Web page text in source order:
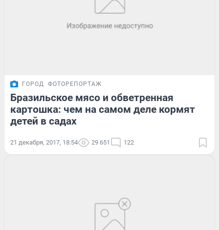
ГОРОД ФОТОРЕПОРТАЖ
Бразильское мясо и обветренная
картошка: чем на самом деле кормят
детей в садах
21 декабря, 2017, 18:54 29 651 122